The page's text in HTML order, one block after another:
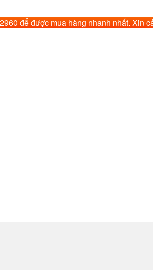
để được mua hàng nhanh nhất. Xin